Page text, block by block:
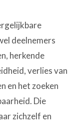
deelnemers
herkende
verlies van
en het zoeken
Die
zichzelf en